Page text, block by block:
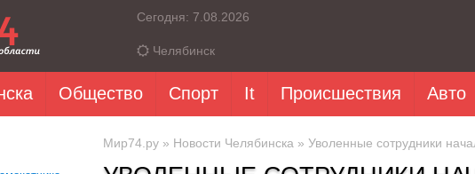
Сегодня: 7.08.2026
Челябинск
Общество Спорт It Происшествия Авто
Мир74.ру » Новости Челябинска » Уволенные сотрудники